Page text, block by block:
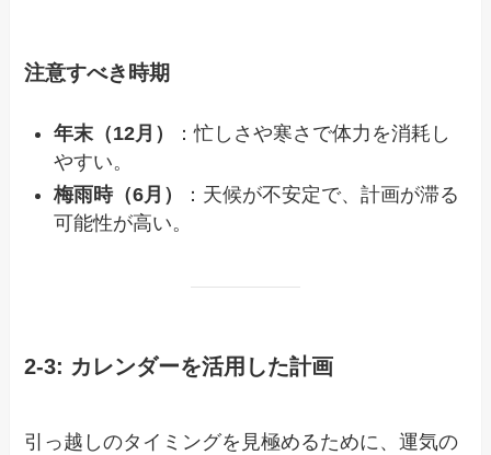
注意すべき時期
年末（12月）
：忙しさや寒さで体力を消耗し
やすい。
梅雨時（6月）
：天候が不安定で、計画が滞る
可能性が高い。
2-3: カレンダーを活用した計画
引っ越しのタイミングを見極めるために、運気の